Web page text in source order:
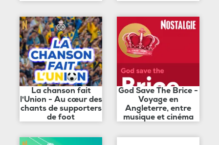
La chanson fait
l'Union - Au cœur des
chants de supporters
de foot
God Save The Brice -
Voyage en
Angleterre, entre
musique et cinéma